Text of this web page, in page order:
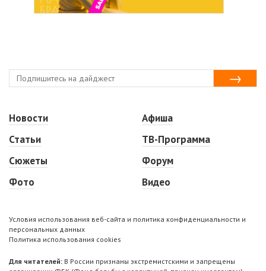
Новости
Статьи
Сюжеты
Фото
Афиша
ТВ-Программа
Форум
Видео
Условия использования веб-сайта и политика конфиденциальности и
персональных данных
Политика использования cookies
Для читателей: В России признаны экстремистскими и запрещены